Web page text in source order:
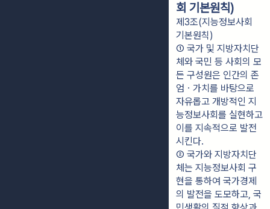
회 기본원칙)
제3조(지능정보사회
기본원칙)
① 국가 및 지방자치단
체와 국민 등 사회의 모
든 구성원은 인간의 존
엄ㆍ가치를 바탕으로
자유롭고 개방적인 지
능정보사회를 실현하고
이를 지속적으로 발전
시킨다.
② 국가와 지방자치단
체는 지능정보사회 구
현을 통하여 국가경제
의 발전을 도모하고, 국